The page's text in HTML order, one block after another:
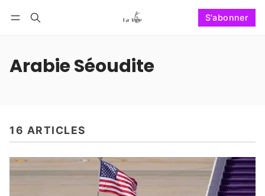
S'abonner
Arabie Séoudite
16 ARTICLES